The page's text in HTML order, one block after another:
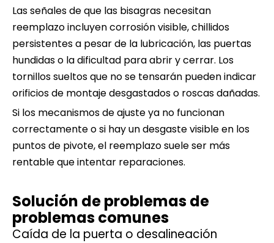
Las señales de que las bisagras necesitan
reemplazo incluyen corrosión visible, chillidos
persistentes a pesar de la lubricación, las puertas
hundidas o la dificultad para abrir y cerrar. Los
tornillos sueltos que no se tensarán pueden indicar
orificios de montaje desgastados o roscas dañadas.
Si los mecanismos de ajuste ya no funcionan
correctamente o si hay un desgaste visible en los
puntos de pivote, el reemplazo suele ser más
rentable que intentar reparaciones.
Solución de problemas de
problemas comunes
Caída de la puerta o desalineación